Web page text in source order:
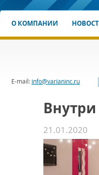
О КОМПАНИИ
E-mail: info@varianinc.ru
21.01.2020